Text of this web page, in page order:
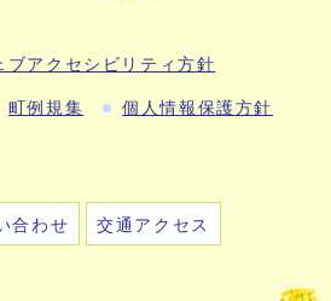
ブアクセシビリティ方針
町例規集 個人情報保護方針
合わせ 交通アクセス